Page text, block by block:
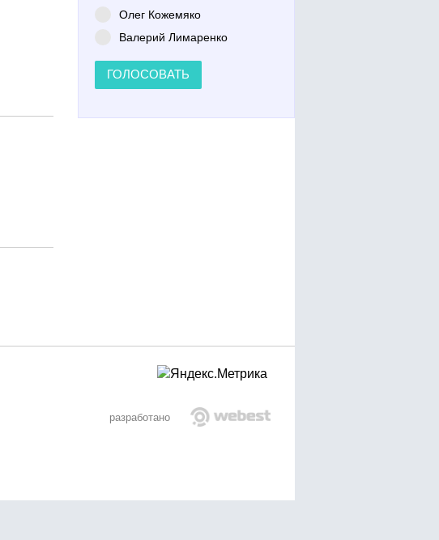
Олег Кожемяко
Валерий Лимаренко
ГОЛОСОВАТЬ
разработано